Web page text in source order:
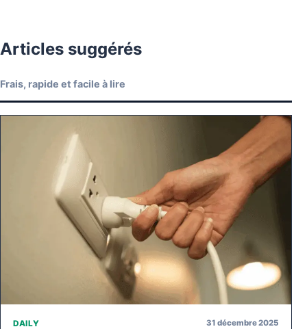
Articles suggérés
Frais, rapide et facile à lire
DAILY 31 décembre 2025